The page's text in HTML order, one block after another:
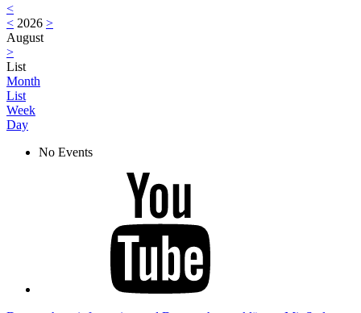
<
< 2026 >
August
>
List
Month
List
Week
Day
No Events